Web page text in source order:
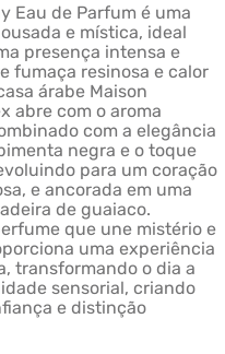
Eau de Parfum é uma
e mística, ideal
presença intensa e
fumaça resinosa e calor
árabe Maison
abre com o aroma
com a elegância
negra e o toque
para um coração
e ancorada em uma
de guaiaco.
que une mistério e
uma experiência
transformando o dia a
sensorial, criando
e distinção